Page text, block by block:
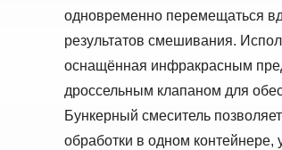
одновременно перемещаться
результатов смешивания.
оснащённая инфракрасным
дроссельным клапаном для
Бункерный смеситель
обработки в одном контейнере,